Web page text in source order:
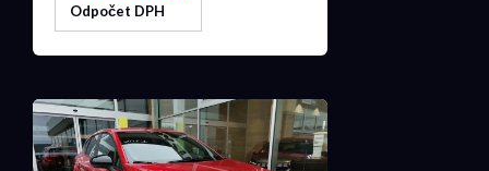
Odpočet DPH